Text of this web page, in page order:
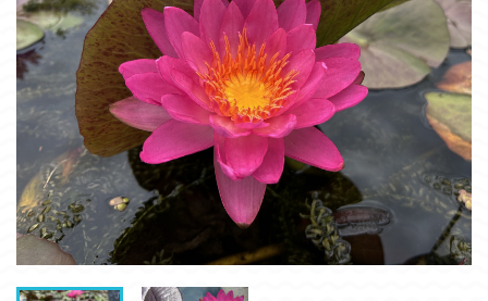
OBJETS
LA VISITE
INFOS PRATIQUES
PLAN & PHOTOS DU SITE
POUR LES ENFANTS
GROUPES ADULTES & SCOLAIRES